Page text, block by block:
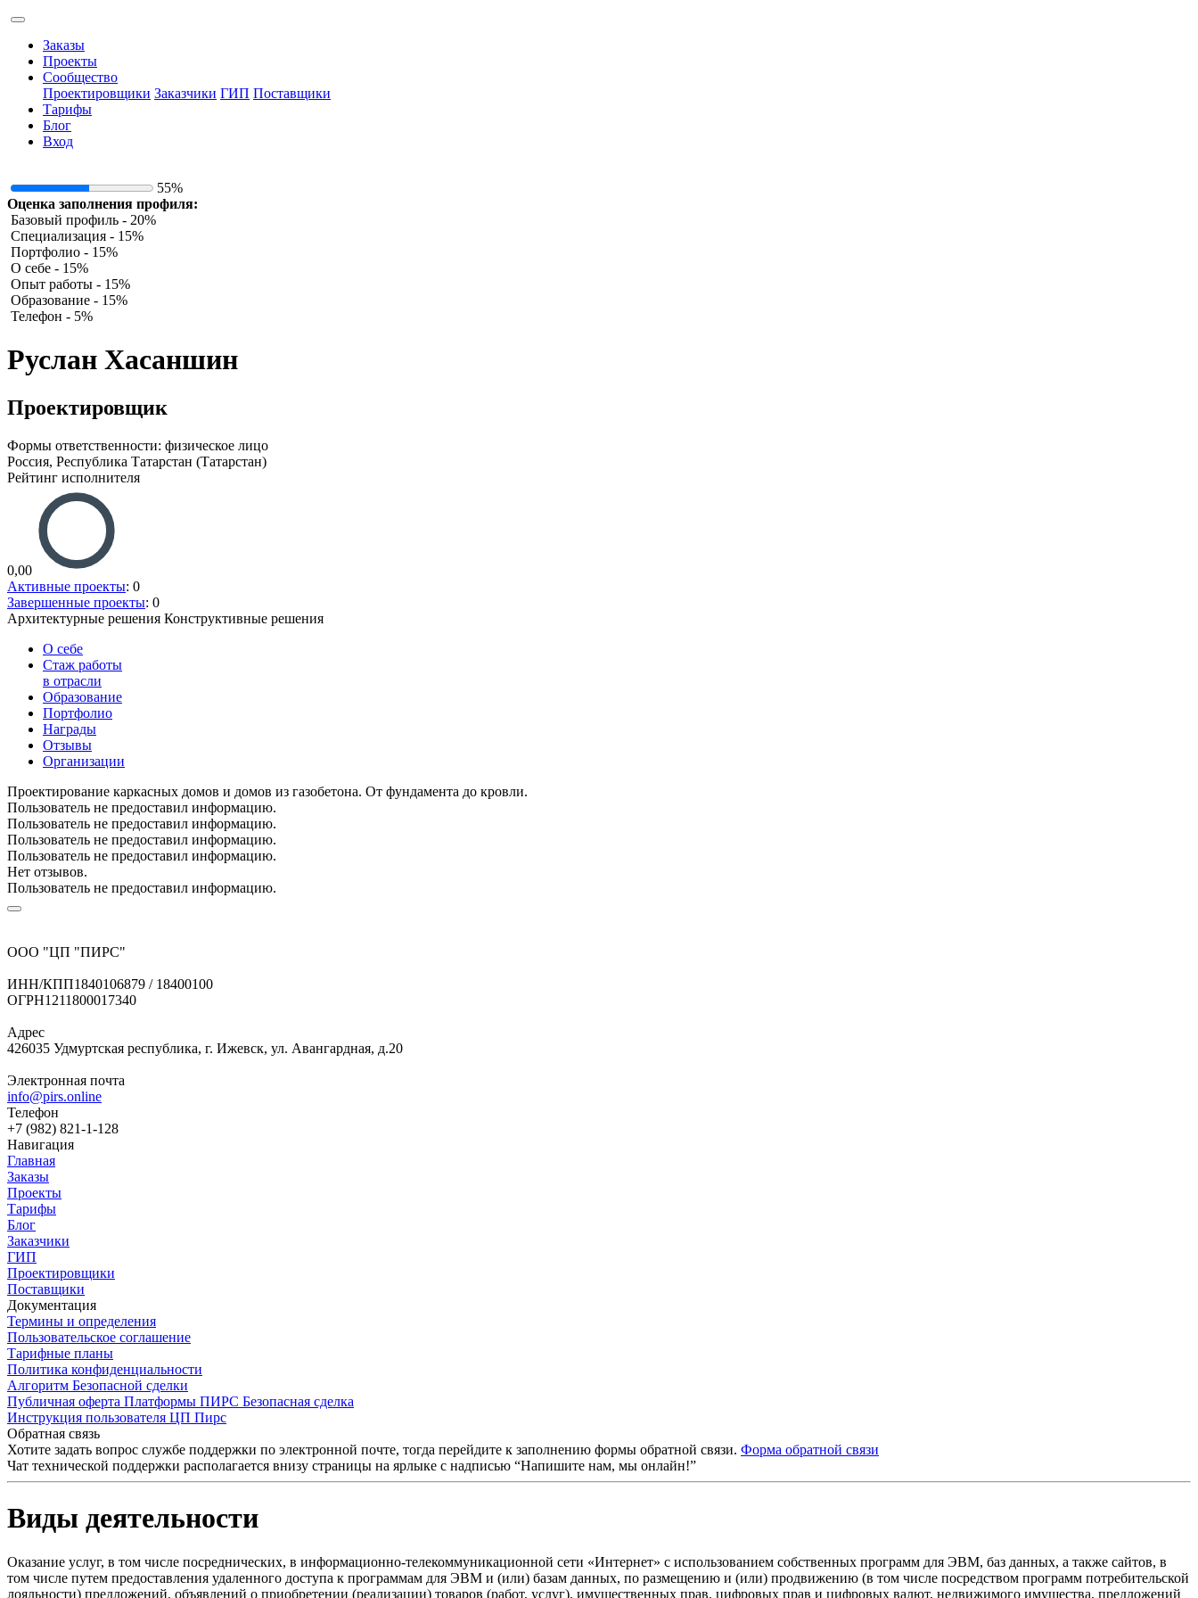
Заказы
Проекты
Сообщество
Проектировщики Заказчики ГИП Поставщики
Тарифы
Блог
Вход
55%
Оценка заполнения профиля:
Базовый профиль - 20%
Специализация - 15%
Портфолио - 15%
О себе - 15%
Опыт работы - 15%
Образование - 15%
Телефон - 5%
Руслан Хасаншин
Проектировщик
Формы ответственности: физическое лицо
Россия, Республика Татарстан (Татарстан)
Рейтинг исполнителя
0,00
Активные проекты: 0
Завершенные проекты: 0
Архитектурные решения Конструктивные решения
О себе
Стаж работы
в отрасли
Образование
Портфолио
Награды
Отзывы
Организации
Проектирование каркасных домов и домов из газобетона. От фундамента до кровли.
Пользователь не предоставил информацию.
Пользователь не предоставил информацию.
Пользователь не предоставил информацию.
Пользователь не предоставил информацию.
Нет отзывов.
Пользователь не предоставил информацию.
ООО "ЦП "ПИРС"
ИНН/КПП1840106879 / 18400100
ОГРН1211800017340
Адрес
426035 Удмуртская республика, г. Ижевск, ул. Авангардная, д.20
Электронная почта
info@pirs.online
Телефон
+7 (982) 821-1-128
Навигация
Главная
Заказы
Проекты
Тарифы
Блог
Заказчики
ГИП
Проектировщики
Поставщики
Документация
Термины и определения
Пользовательское соглашение
Тарифные планы
Политика конфиденциальности
Алгоритм Безопасной сделки
Публичная оферта Платформы ПИРС Безопасная сделка
Инструкция пользователя ЦП Пирс
Обратная связь
Хотите задать вопрос службе поддержки по электронной почте, тогда перейдите к заполнению формы обратной связи. Форма обратной связи
Чат технической поддержки располагается внизу страницы на ярлыке с надписью “Напишите нам, мы онлайн!”
Виды деятельности
Оказание услуг, в том числе посреднических, в информационно-телекоммуникационной сети «Интернет» с использованием собственных программ для ЭВМ, баз данных, а также сайтов, в
том числе путем предоставления удаленного доступа к программам для ЭВМ и (или) базам данных, по размещению и (или) продвижению (в том числе посредством программ потребительской
лояльности) предложений, объявлений о приобретении (реализации) товаров (работ, услуг), имущественных прав, цифровых прав и цифровых валют, недвижимого имущества, предложений